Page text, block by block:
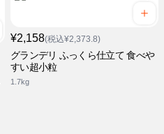
¥2,158(税込¥2,373.8)
グランデリ ふっくら仕立て 食べや
すい超小粒
1.7kg